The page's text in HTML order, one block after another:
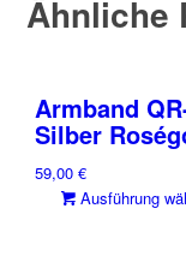
Ähnliche
Armband
Silber
59,00€
Ausführung